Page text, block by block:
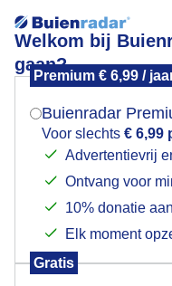
Welkom bij
gaan?
Premium € 6,99 /
Buienradar
Voor slechts € 6,99
Advertentievrij
Ontvang voor
10% donatie
Elk moment
Gratis
Bewolking boven het
Mogen we je
Indien je hier nog
verschijnt er zo
Is